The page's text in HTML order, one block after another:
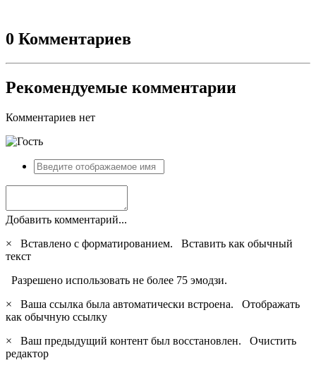
0 Комментариев
Рекомендуемые комментарии
Комментариев нет
Добавить комментарий...
×
Вставлено с форматированием. Вставить как обычный
текст
Разрешено использовать не более 75 эмодзи.
×
Ваша ссылка была автоматически встроена. Отображать
как обычную ссылку
×
Ваш предыдущий контент был восстановлен. Очистить
редактор